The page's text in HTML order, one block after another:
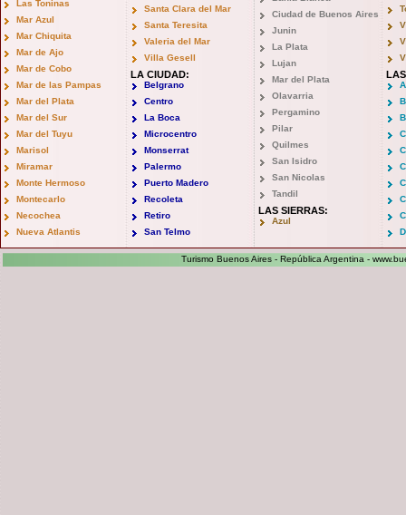
Las Toninas
Mar Azul
Mar Chiquita
Mar de Ajo
Mar de Cobo
Mar de las Pampas
Mar del Plata
Mar del Sur
Mar del Tuyu
Marisol
Miramar
Monte Hermoso
Montecarlo
Necochea
Nueva Atlantis
Santa Clara del Mar
Santa Teresita
Valeria del Mar
Villa Gesell
LA CIUDAD:
Belgrano
Centro
La Boca
Microcentro
Monserrat
Palermo
Puerto Madero
Recoleta
Retiro
San Telmo
Ciudad de Buenos Aires
Junin
La Plata
Lujan
Mar del Plata
Olavarria
Pergamino
Pilar
Quilmes
San Isidro
San Nicolas
Tandil
LAS SIERRAS:
Azul
Turismo Buenos Aires - República Argentina -